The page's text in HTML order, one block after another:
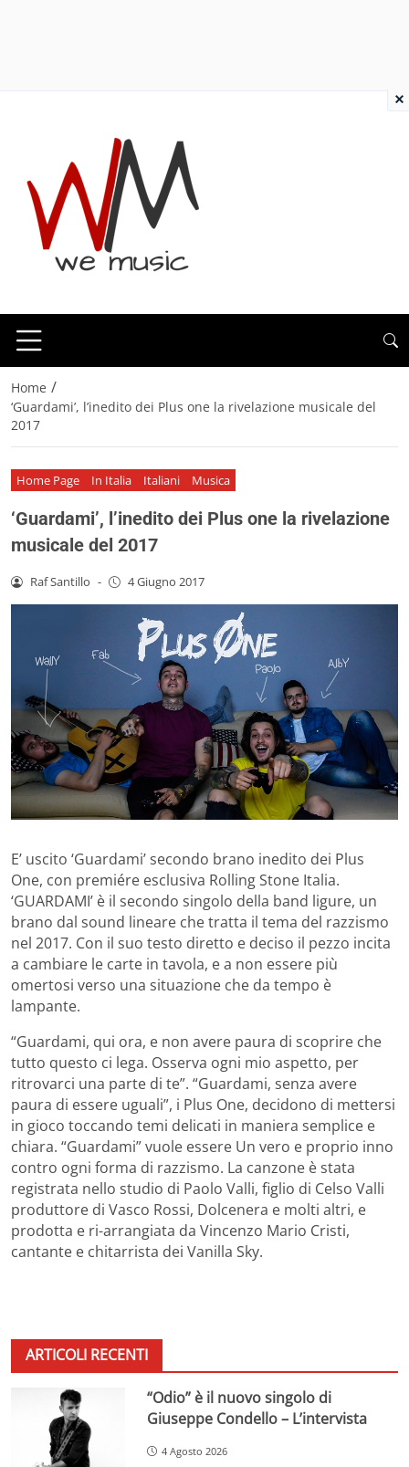
Home /
‘Guardami’, l’inedito dei Plus one la rivelazione musicale del
2017
Home Page In Italia Italiani Musica
‘Guardami’, l’inedito dei Plus one la rivelazione
musicale del 2017
Raf Santillo - 4 Giugno 2017
E’ uscito ‘Guardami’ secondo brano inedito dei Plus
One, con premiére esclusiva Rolling Stone Italia.
‘GUARDAMI’ è il secondo singolo della band ligure, un
brano dal sound lineare che tratta il tema del razzismo
nel 2017. Con il suo testo diretto e deciso il pezzo incita
a cambiare le carte in tavola, e a non essere più
omertosi verso una situazione che da tempo è
lampante.
“Guardami, qui ora, e non avere paura di scoprire che
tutto questo ci lega. Osserva ogni mio aspetto, per
ritrovarci una parte di te”. “Guardami, senza avere
paura di essere uguali”, i Plus One, decidono di mettersi
in gioco toccando temi delicati in maniera semplice e
chiara. “Guardami” vuole essere Un vero e proprio inno
contro ogni forma di razzismo. La canzone è stata
registrata nello studio di Paolo Valli, figlio di Celso Valli
produttore di Vasco Rossi, Dolcenera e molti altri, e
prodotta e ri-arrangiata da Vincenzo Mario Cristi,
cantante e chitarrista dei Vanilla Sky.
ARTICOLI RECENTI
“Odio” è il nuovo singolo di
Giuseppe Condello – L’intervista
4 Agosto 2026
×